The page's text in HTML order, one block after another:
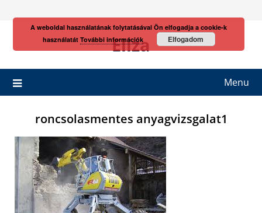
Eliza
Menu
roncsolasmentes anyagvizsgalat1
A weboldal használatának folytatásával Ön elfogadja a cookie-k
használatát További információk Elfogadom